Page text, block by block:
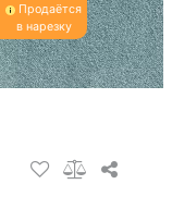
Продаётся
в нарезку